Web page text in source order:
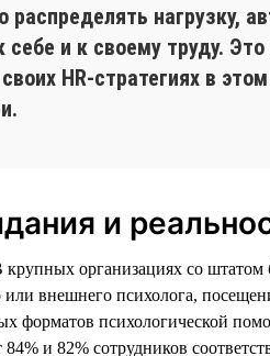
нагрузку,
и к своему труду.
HR-стратегиях в
и
организациях со штатом
внешнего психолога,
психологической
и 82% сотрудников